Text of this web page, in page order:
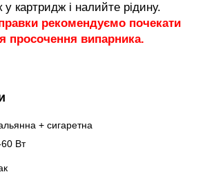
у картридж і налийте рідину.
рекомендуємо почекати
просочення випарника.
+ сигаретна
Вт